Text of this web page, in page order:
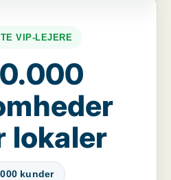
VIP-LEJERE
lokaler
kunder